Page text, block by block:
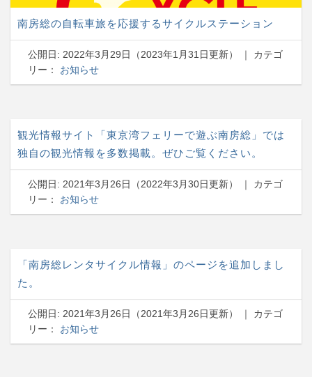
南房総の自転車旅を応援するサイクルステーション
公開日: 2022年3月29日 （2023年1月31日更新）
｜ カテゴ
リー： お知らせ
観光情報サイト「東京湾フェリーで遊ぶ南房総」では
独自の観光情報を多数掲載。ぜひご覧ください。
公開日: 2021年3月26日 （2022年3月30日更新）
｜ カテゴ
リー： お知らせ
「南房総レンタサイクル情報」のページを追加しまし
た。
公開日: 2021年3月26日 （2021年3月26日更新）
｜ カテゴ
リー： お知らせ